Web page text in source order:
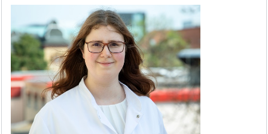
LEHRE
FORSCHUNG UND STUDIEN